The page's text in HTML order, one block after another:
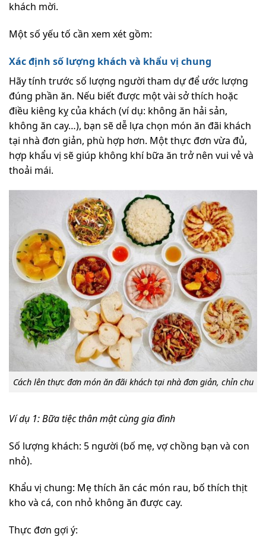
khách mời.
Một số yếu tố cần xem xét gồm:
Xác định số lượng khách và khẩu vị chung
Hãy tính trước số lượng người tham dự để ước lượng
đúng phần ăn. Nếu biết được một vài sở thích hoặc
điều kiêng kỵ của khách (ví dụ: không ăn hải sản,
không ăn cay…), bạn sẽ dễ lựa chọn món ăn đãi khách
tại nhà đơn giản, phù hợp hơn. Một thực đơn vừa đủ,
hợp khẩu vị sẽ giúp không khí bữa ăn trở nên vui vẻ và
thoải mái.
Cách lên thực đơn món ăn đãi khách tại nhà đơn giản, chỉn chu
Ví dụ 1: Bữa tiệc thân mật cùng gia đình
Số lượng khách: 5 người (bố mẹ, vợ chồng bạn và con
nhỏ).
Khẩu vị chung: Mẹ thích ăn các món rau, bố thích thịt
kho và cá, con nhỏ không ăn được cay.
Thực đơn gợi ý: